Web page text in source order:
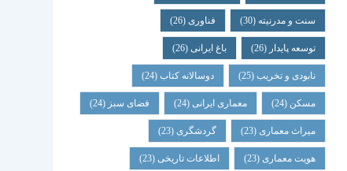
سنت و مدرنیته (30) فناوری(26)
توسعه پایدار (26) باغ ایرانی(26)
نابودی و تخریب(25) دوسالانه کتاب(24)
مسکن (24) معماری ایرانی(24) فضای سبز (24)
میراث معماری(23) گردشگری(23)
هویت معماری(23) اطلاعات تاریخی(23)